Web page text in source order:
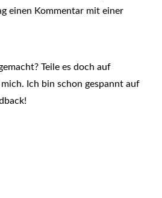
einen Kommentar mit einer
Teile es doch auf
Ich bin schon gespannt auf